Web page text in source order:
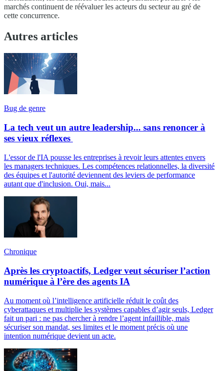
marchés continuent de réévaluer les acteurs du secteur au gré de
cette concurrence.
Autres articles
Bug de genre
La tech veut un autre leadership... sans renoncer à
ses vieux réflexes
L'essor de l'IA pousse les entreprises à revoir leurs attentes envers
les managers techniques. Les compétences relationnelles, la diversité
des équipes et l'autorité deviennent des leviers de performance
autant que d'inclusion. Oui, mais...
Chronique
Après les cryptoactifs, Ledger veut sécuriser l’action
numérique à l’ère des agents IA
Au moment où l’intelligence artificielle réduit le coût des
cyberattaques et multiplie les systèmes capables d’agir seuls, Ledger
fait un pari : ne pas chercher à rendre l’agent infaillible, mais
sécuriser son mandat, ses limites et le moment précis où une
intention numérique devient un acte.